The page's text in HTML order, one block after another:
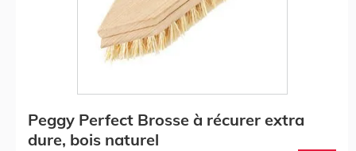
Peggy Perfect Brosse à récurer extra
dure, bois naturel